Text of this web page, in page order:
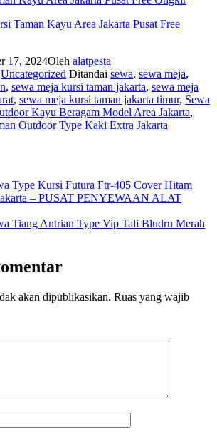
Taman Kayu Area Jakarta Pusat Free
17, 2024Oleh alatpesta
Uncategorized Ditandai sewa, sewa meja,
, sewa meja kursi taman jakarta, sewa meja
, sewa meja kursi taman jakarta timur, Sewa
Kayu Beragam Model Area Jakarta,
Outdoor Type Kaki Extra Jakarta
Type Kursi Futura Ftr-405 Cover Hitam
– PUSAT PENYEWAAN ALAT
Tiang Antrian Type Vip Tali Bludru Merah
akan dipublikasikan. Ruas yang wajib